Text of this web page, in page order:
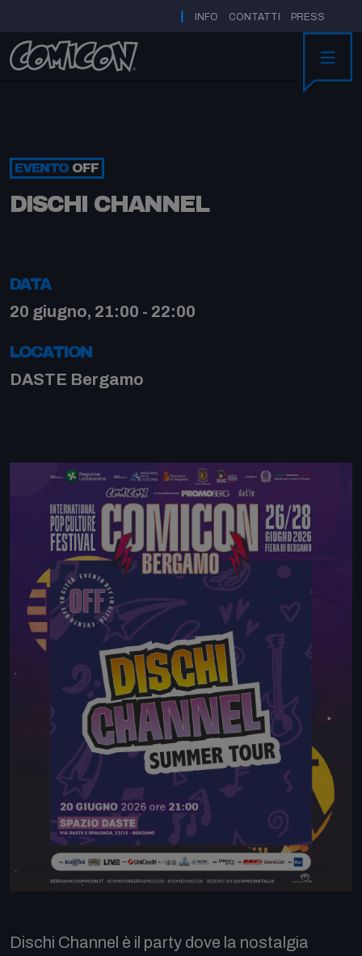
INFO CONTATTI PRESS
EVENTO OFF
DISCHI CHANNEL
DATA
20 giugno, 21:00 - 22:00
LOCATION
DASTE Bergamo
Dischi Channel è il party dove la nostalgia